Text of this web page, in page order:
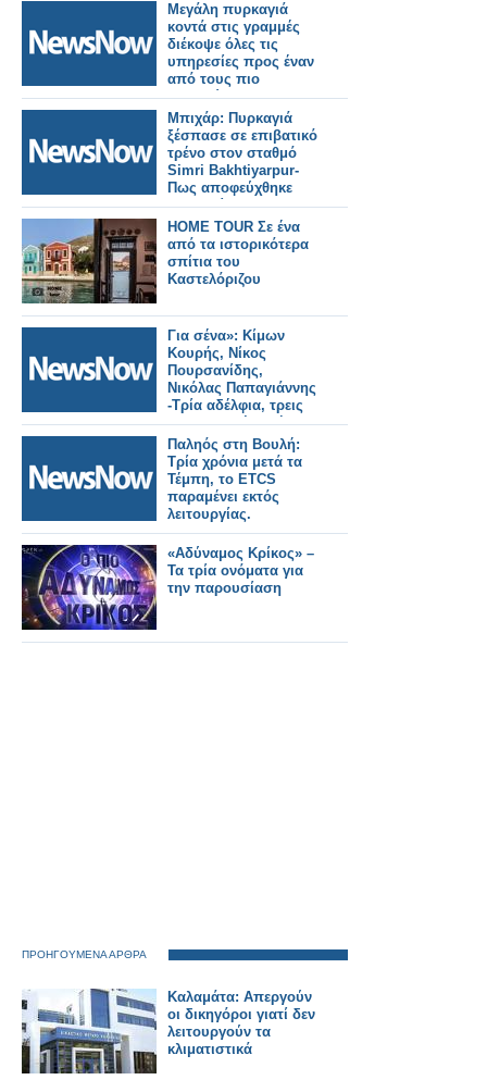
Μεγάλη πυρκαγιά
κοντά στις γραμμές
διέκοψε όλες τις
υπηρεσίες προς έναν
από τους πιο
πολυσύχναστους
σιδηροδρομικούς
σταθμούς του
Λονδίνου.
Μπιχάρ: Πυρκαγιά
ξέσπασε σε επιβατικό
τρένο στον σταθμό
Simri Bakhtiyarpur-
Πως αποφεύχθηκε
τραγωδία.
HOME TOUR Σε ένα
από τα ιστορικότερα
σπίτια του
Καστελόριζου
Για σένα»: Κίμων
Κουρής, Νίκος
Πουρσανίδης,
Νικόλας Παπαγιάννης
-Τρία αδέλφια, τρεις
διαφορετικές αλήθειες
!Παληός στη Βουλή:
Τρία χρόνια μετά τα
Τέμπη, το ETCS
παραμένει εκτός
λειτουργίας.
«Αδύναμος Κρίκος» –
Τα τρία ονόματα για
την παρουσίαση
ΠΡΟΗΓΟΥΜΕΝΑ ΑΡΘΡΑ
Καλαμάτα: Απεργούν
οι δικηγόροι γιατί δεν
λειτουργούν τα
κλιματιστικά